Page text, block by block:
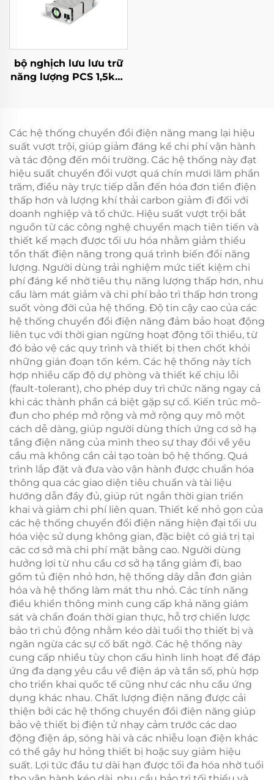
bộ nghịch lưu lưu trữ
năng lượng PCS 1,5kW
Các hệ thống chuyển đổi điện năng mang lại hiệu
suất vượt trội, giúp giảm đáng kể chi phí vận hành
và tác động đến môi trường. Các hệ thống này đạt
hiệu suất chuyển đổi vượt quá chín mươi lăm phần
trăm, điều này trực tiếp dẫn đến hóa đơn tiền điện
thấp hơn và lượng khí thải carbon giảm đi đối với
doanh nghiệp và tổ chức. Hiệu suất vượt trội bắt
nguồn từ các công nghệ chuyển mạch tiên tiến và
thiết kế mạch được tối ưu hóa nhằm giảm thiểu
tổn thất điện năng trong quá trình biến đổi năng
lượng. Người dùng trải nghiệm mức tiết kiệm chi
phí đáng kể nhờ tiêu thụ năng lượng thấp hơn, nhu
cầu làm mát giảm và chi phí bảo trì thấp hơn trong
suốt vòng đời của hệ thống. Độ tin cậy cao của các
hệ thống chuyển đổi điện năng đảm bảo hoạt động
liên tục với thời gian ngừng hoạt động tối thiểu, từ
đó bảo vệ các quy trình và thiết bị then chốt khỏi
những gián đoạn tốn kém. Các hệ thống này tích
hợp nhiều cấp độ dự phòng và thiết kế chịu lỗi
(fault-tolerant), cho phép duy trì chức năng ngay cả
khi các thành phần cá biệt gặp sự cố. Kiến trúc mô-
đun cho phép mở rộng và mở rộng quy mô một
cách dễ dàng, giúp người dùng thích ứng cơ sở hạ
tầng điện năng của mình theo sự thay đổi về yêu
cầu mà không cần cải tạo toàn bộ hệ thống. Quá
trình lắp đặt và đưa vào vận hành được chuẩn hóa
thông qua các giao diện tiêu chuẩn và tài liệu
hướng dẫn đầy đủ, giúp rút ngắn thời gian triển
khai và giảm chi phí liên quan. Thiết kế nhỏ gọn của
các hệ thống chuyển đổi điện năng hiện đại tối ưu
hóa việc sử dụng không gian, đặc biệt có giá trị tại
các cơ sở mà chi phí mặt bằng cao. Người dùng
hưởng lợi từ nhu cầu cơ sở hạ tầng giảm đi, bao
gồm tủ điện nhỏ hơn, hệ thống dây dẫn đơn giản
hóa và hệ thống làm mát thu nhỏ. Các tính năng
điều khiển thông minh cung cấp khả năng giám
sát và chẩn đoán thời gian thực, hỗ trợ chiến lược
bảo trì chủ động nhằm kéo dài tuổi thọ thiết bị và
ngăn ngừa các sự cố bất ngờ. Các hệ thống này
cung cấp nhiều tùy chọn cấu hình linh hoạt để đáp
ứng đa dạng yêu cầu về điện áp và tần số, phù hợp
cho triển khai quốc tế cũng như các nhu cầu ứng
dụng khác nhau. Chất lượng điện năng được cải
thiện bởi các hệ thống chuyển đổi điện năng giúp
bảo vệ thiết bị điện tử nhạy cảm trước các dao
động điện áp, sóng hài và các nhiễu loạn điện khác
có thể gây hư hỏng thiết bị hoặc suy giảm hiệu
suất. Lợi tức đầu tư dài hạn được tối đa hóa nhờ tuổi